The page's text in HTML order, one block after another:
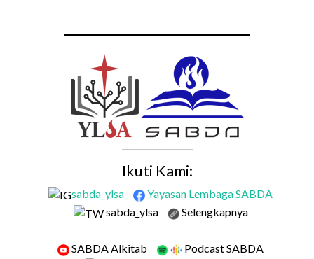
Ikuti Kami:
sabda_ylsa
Yayasan Lembaga SABDA
sabda_ylsa
Selengkapnya
SABDA Alkitab
Podcast SABDA